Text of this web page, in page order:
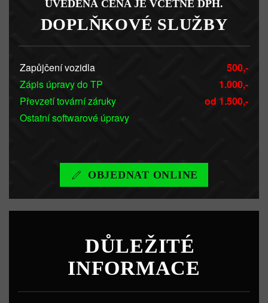
UVEDENÁ CENA JE VČETNĚ DPH.
DOPLŇKOVÉ SLUŽBY
Zapůjčení vozidla
500,-
Zápis úpravy do TP
1.000,-
Převzetí tovární záruky
od 1.500,-
Ostatní softwarové úpravy
OBJEDNAT ONLINE
DŮLEŽITÉ
INFORMACE